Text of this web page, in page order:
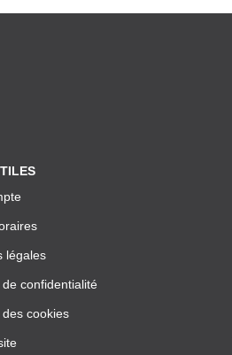
légales
de confidentialité
des cookies